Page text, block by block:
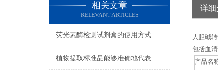
相关文章
RELEVANT ARTICLES
荧光素酶检测试剂盒的使用方式可别说不知道
植物提取标准品能够准确地代表植物中的某种特定成分
详细
人胆碱
包括血
产品名